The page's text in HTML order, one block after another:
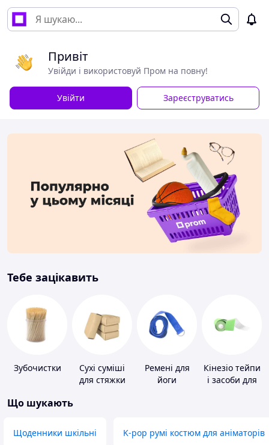
Привіт
Увійди і використовуй Пром на повну!
Увійти Зареєструватись
Тебе зацікавить
Зубочистки
Сухі суміші
для стяжки
Ремені для
йоги
Кінезіо тейпи
і засоби для
Що шукають
Щоденники шкільні K-pop румі костюм для аніматорів